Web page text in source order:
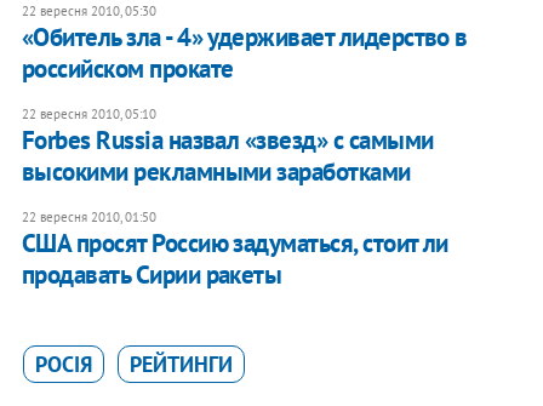
22 вересня 2010, 05:30
«Обитель зла - 4» удерживает лидерство в
российском прокате
22 вересня 2010, 05:10
Forbes Russia назвал «звезд» с самыми
высокими рекламными заработками
22 вересня 2010, 01:50
США просят Россию задуматься, стоит ли
продавать Сирии ракеты
РОСІЯ РЕЙТИНГИ